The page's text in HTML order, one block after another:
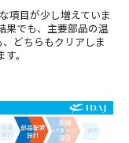
項目が少し増えていま
果でも、主要部品の温
どちらもクリアしま
。